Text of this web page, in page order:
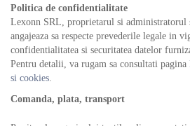
Politica de confidentialitate
Lexonn SRL, proprietarul si
angajeaza sa respecte prevederile legale in
confidentialitatea si securitatea datelor
Pentru detalii, va rugam sa consultati pagina
si cookies.
Comanda, plata, transport